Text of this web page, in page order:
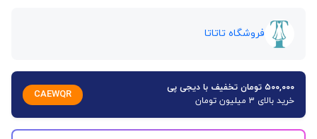
فروشگاه تاتاتا
۵۰۰,۰۰۰ تومان تخفیف با دیجی پی
خرید بالای 3 میلیون تومان
CAEWQR